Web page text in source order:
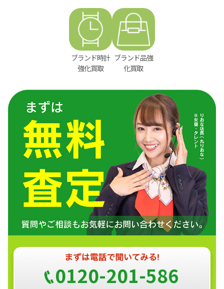
ブランド時計
強化買取
ブランド品強
化買取
0120-201-586